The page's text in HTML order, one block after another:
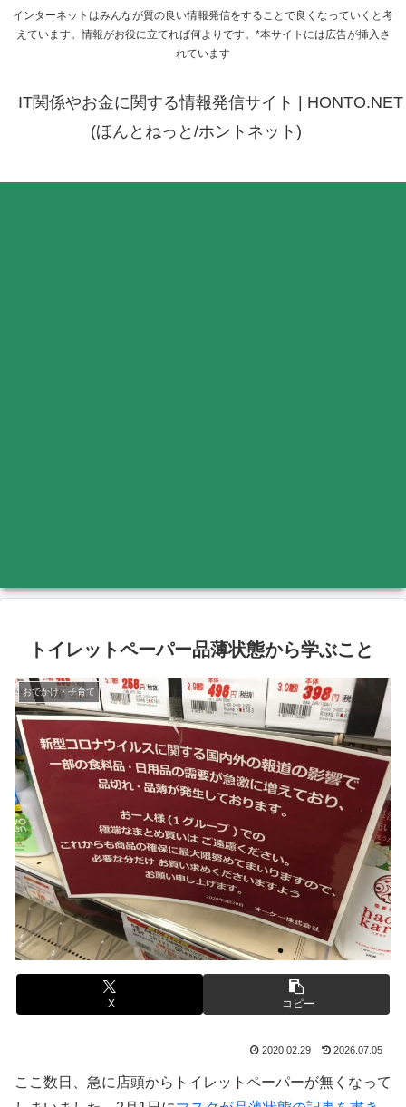
インターネットはみんなが質の良い情報発信をすることで良くなっていくと考
えています。情報がお役に立てれば何よりです。*本サイトには広告が挿入さ
れています
IT関係やお金に関する情報発信サイト | HONTO.NET
(ほんとねっと/ホントネット)
トイレットペーパー品薄状態から学ぶこと
おでかけ・子育て
X コピー
2020.02.29 2026.07.05
ここ数日、急に店頭からトイレットペーパーが無くなって